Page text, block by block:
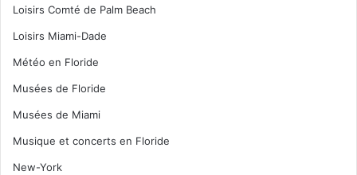
Loisirs Comté de Palm Beach
Loisirs Miami-Dade
Météo en Floride
Musées de Floride
Musées de Miami
Musique et concerts en Floride
New-York